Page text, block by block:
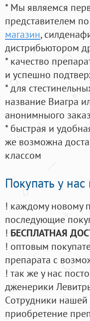
* Мы являемся
представителем
магазин,
дистрибьютором
* качество
и успешно
* для
название Виагра
анонимныого
* быстрая и
же возможна
классом
Покупать у
! каждому новому
последующие
! БЕСПЛАТНАЯ
! оптовым
препарата с
! так же у нас
дженерики
Cотрудники
приобретение